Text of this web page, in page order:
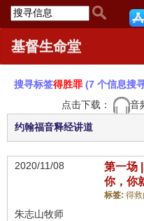
基督生命堂
搜寻标签得胜罪 (7 个信息搜
点击下载：
音
约翰福音释经讲道
2020/11/08
第一场
你，你
标签: 得
朱志山牧师